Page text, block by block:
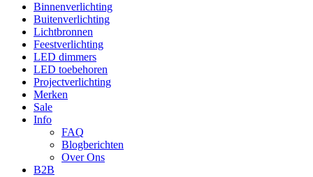
Binnenverlichting
Buitenverlichting
Lichtbronnen
Feestverlichting
LED dimmers
LED toebehoren
Projectverlichting
Merken
Sale
Info
FAQ
Blogberichten
Over Ons
B2B